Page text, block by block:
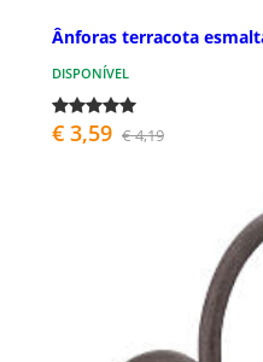
Ânforas terracota
DISPONÍVEL
€ 3,59 € 4,19